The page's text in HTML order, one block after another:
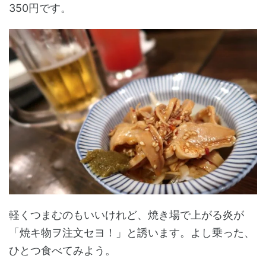
350円です。
軽くつまむのもいいけれど、焼き場で上がる炎が
「焼キ物ヲ注文セヨ！」と誘います。よし乗った、
ひとつ食べてみよう。